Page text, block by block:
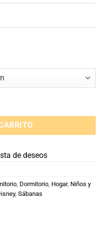
Mickey cantidad
de deseos
Dormitorio Hogar, Niños y
, Sábanas